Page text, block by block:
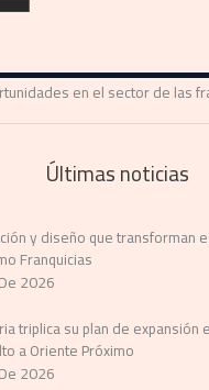
en el sector de las
Últimas noticias
y diseño que transforman
Franquicias
2026
triplica su plan de expansión
a Oriente Próximo
2026